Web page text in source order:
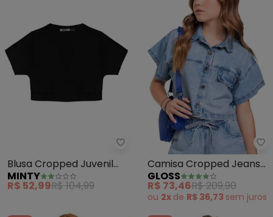
Minty - Blusa Cropped Juvenil
Blusa Cropped Juvenil
em Viscopoly (Preto)
MINTY
R$ 52,99R$ 104,99
Camisa Cropped Jeans
Juvenil (Azul)
GLOSS
R$ 73,46R$ 209,90
ou 2x de R$ 36,73 sem juros